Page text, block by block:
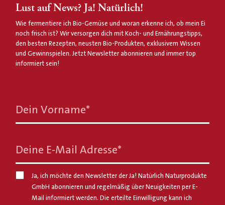
Lust auf News? Ja! Natürlich!
Wie fermentiere ich Bio-Gemüse und woran erkenne ich, ob mein Ei
noch frisch ist? Wir versorgen dich mit Koch- und Ernährungstipps,
den besten Rezepten, neusten Bio-Produkten, exklusivem Wissen
und Gewinnspielen. Jetzt Newsletter abonnieren und immer top
informiert sein!
Dein Vorname*
Deine E-Mail Adresse*
Ja, ich möchte den Newsletter der Ja! Natürlich Naturprodukte
GmbH abonnieren und regelmäßig über Neuigkeiten per E-
Mail informiert werden. Die erteilte Einwilligung kann ich